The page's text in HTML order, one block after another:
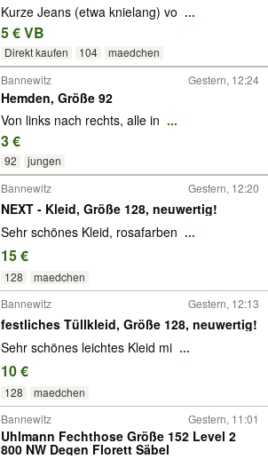
Kurze Jeans (etwa knielang) vo ...
5 € VB
Direkt kaufen 104 maedchen
Bannewitz Gestern, 12:24
Hemden, Größe 92
Von links nach rechts, alle in ...
3 €
92 jungen
Bannewitz Gestern, 12:20
NEXT - Kleid, Größe 128, neuwertig!
Sehr schönes Kleid, rosafarben ...
15 €
128 maedchen
Bannewitz Gestern, 12:13
festliches Tüllkleid, Größe 128, neuwertig!
Sehr schönes leichtes Kleid mi ...
10 €
128 maedchen
Bannewitz Gestern, 11:01
Uhlmann Fechthose Größe 152 Level 2
800 NW Degen Florett Säbel